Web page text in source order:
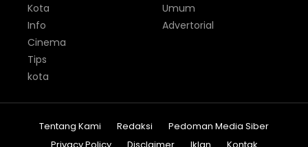
Kota
Info
Umum
Advertorial
Cinema
Tips
kota
Tentang Kami Redaksi
Pedoman Media Siber
Privacy Policy
Disclaimer Iklan Kontak